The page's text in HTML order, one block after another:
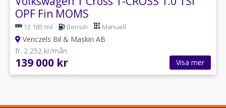
OPF Fin MOMS
12 185 mil Bensin Manuell
Venczels Bil & Maskin AB
fr. 2 252 kr/mån
139 000 kr Visa mer